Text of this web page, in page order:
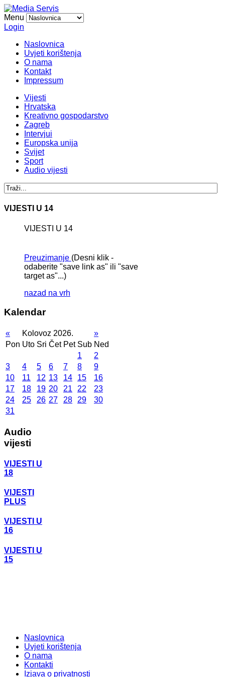
Menu
Login
Naslovnica
Uvjeti korištenja
O nama
Kontakt
Impressum
Vijesti
Hrvatska
Kreativno gospodarstvo
Zagreb
Intervjui
Europska unija
Svijet
Sport
Audio vijesti
VIJESTI U 14
VIJESTI U 14
Preuzimanje (Desni klik -
odaberite "save link as" ili "save
target as"...)
nazad na vrh
Kalendar
« Kolovoz 2026.
»
Pon Uto Sri Čet Pet Sub Ned
1
2
3
4 5 6 7 8
9
10
11 12 13 14 15
16
17
18 19 20 21 22
23
24
25 26 27 28 29
30
31
Audio
vijesti
VIJESTI U
18
VIJESTI
PLUS
VIJESTI U
16
VIJESTI U
15
Naslovnica
Uvjeti korištenja
O nama
Kontakti
Izjava o privatnosti